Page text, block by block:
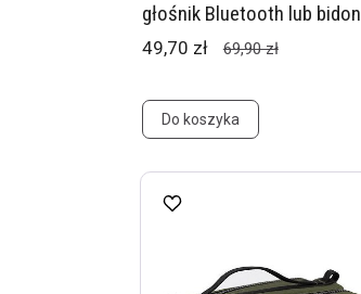
głośnik Bluetooth lub bidon
49,70 zł 69,90 zł
Do koszyka